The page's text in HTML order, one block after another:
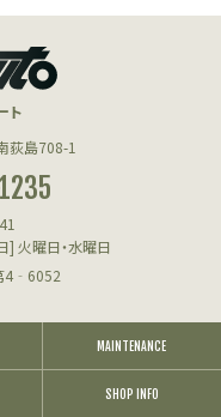
ツ
ト
荻島708-1
] 火曜日・水曜日
4‐6052
MAINTENANCE
SHOP INFO